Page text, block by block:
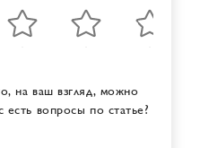
на ваш взгляд, можно
вопросы по статье?